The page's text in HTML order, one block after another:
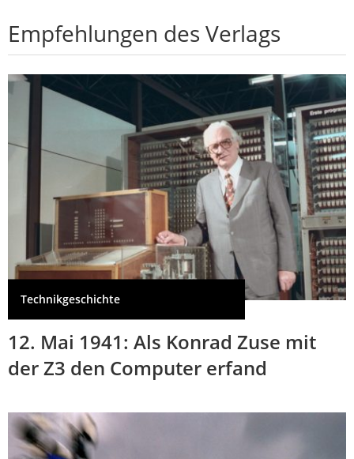
Empfehlungen des Verlags
Technikgeschichte
12. Mai 1941: Als Konrad Zuse mit
der Z3 den Computer erfand